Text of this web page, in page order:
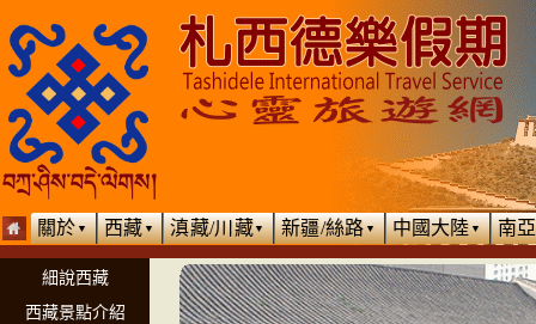
關於▼ 西藏▼ 滇藏/川藏▼ 新疆/絲路▼ 中國大陸▼ 南亞
細說西藏
西藏景點介紹